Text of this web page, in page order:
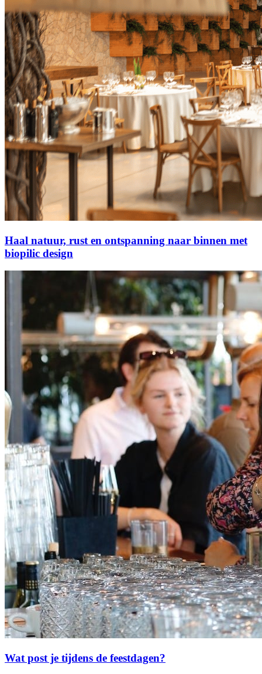
Haal natuur, rust en ontspanning naar binnen met
biopilic design
Wat post je tijdens de feestdagen?